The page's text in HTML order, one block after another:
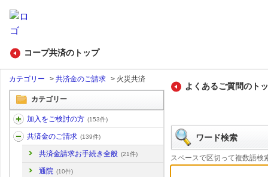
コープ共済のトップ
カテゴリー > 共済金のご請求 > 火災共済
カテゴリー
加入をご検討の方 (153件)
共済金のご請求 (139件)
共済金請求お手続き全般 (21件)
通院 (10件)
よくあるご質問のト
ワード検索
スペースで区切って複数語検